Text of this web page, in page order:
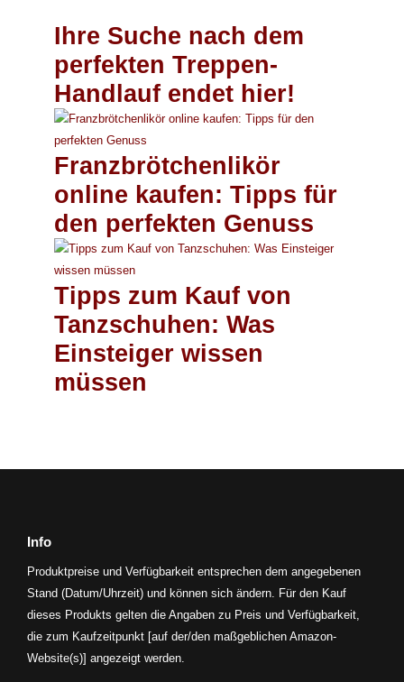
Ihre Suche nach dem
perfekten Treppen-
Handlauf endet hier!
Franzbrötchenlikör
online kaufen: Tipps für
den perfekten Genuss
Tipps zum Kauf von
Tanzschuhen: Was
Einsteiger wissen
müssen
Info
Produktpreise und Verfügbarkeit entsprechen dem angegebenen
Stand (Datum/Uhrzeit) und können sich ändern. Für den Kauf
dieses Produkts gelten die Angaben zu Preis und Verfügbarkeit,
die zum Kaufzeitpunkt [auf der/den maßgeblichen Amazon-
Website(s)] angezeigt werden.